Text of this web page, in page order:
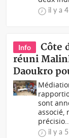
il y a
Info
Côte
réuni
Daoukro
sont
associé,
il y a